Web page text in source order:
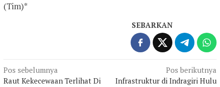
(Tim)*
SEBARKAN
Navigasi
Pos sebelumnya
Raut Kekecewaan Terlihat Di
Pos berikutnya
Infrastruktur di Indragiri Hulu